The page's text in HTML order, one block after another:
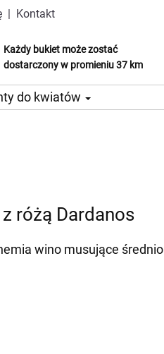
| Kontakt
Każdy bukiet może zostać
dostarczony w promieniu 37 km
Usługa Click & Collect
do kwiatów
różą Dardanos
wino musujące średnio